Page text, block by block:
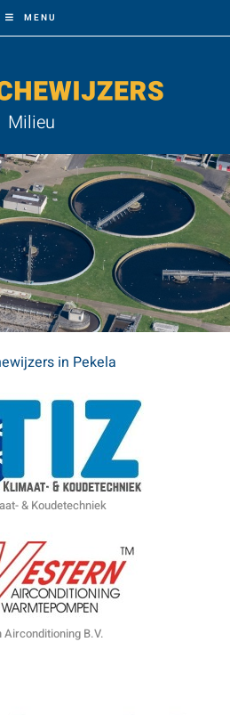
MENU
Milieu
in Pekela
& Koudetechniek
Airconditioning B.V.